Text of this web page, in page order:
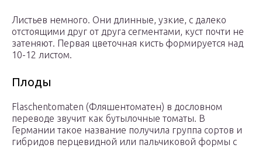
Листьев немного. Они длинные, узкие, с далеко
отстоящими друг от друга сегментами, куст почти не
затеняют. Первая цветочная кисть формируется над
10-12 листом.
Плоды
Flaschentomaten (Фляшентоматен) в дословном
переводе звучит как бутылочные томаты. В
Германии такое название получила группа сортов и
гибридов перцевидной или пальчиковой формы с